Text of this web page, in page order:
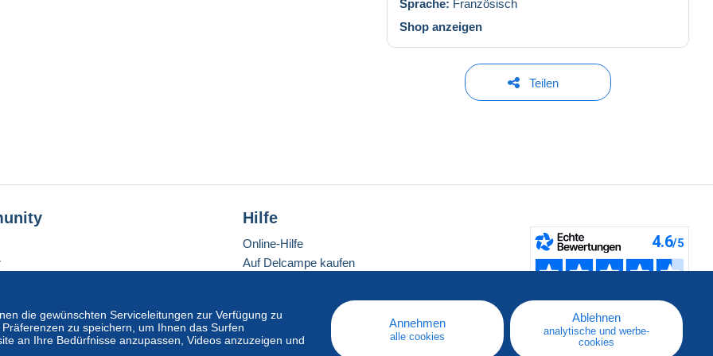
Sprache: Französisch
Shop anzeigen
Teilen
die gewünschten Serviceleitungen zur Verfügung zu
zu speichern, um Ihnen das Surfen
an Ihre Bedürfnisse anzupassen, Videos anzuzeigen und
Annehmen
alle cookies
Ablehnen
analytische und werbe-
cookies
Hilfe
Online-Hilfe
Auf Delcampe kaufen
Eine sichere Website